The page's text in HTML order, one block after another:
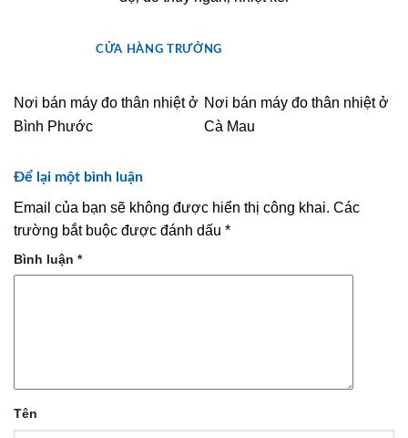
CỬA HÀNG TRƯỞNG
Nơi bán máy đo thân nhiệt ở
Bình Phước
Nơi bán máy đo thân nhiệt ở
Cà Mau
Để lại một bình luận
Email của bạn sẽ không được hiển thị công khai. Các
trường bắt buộc được đánh dấu *
Bình luận *
Tên